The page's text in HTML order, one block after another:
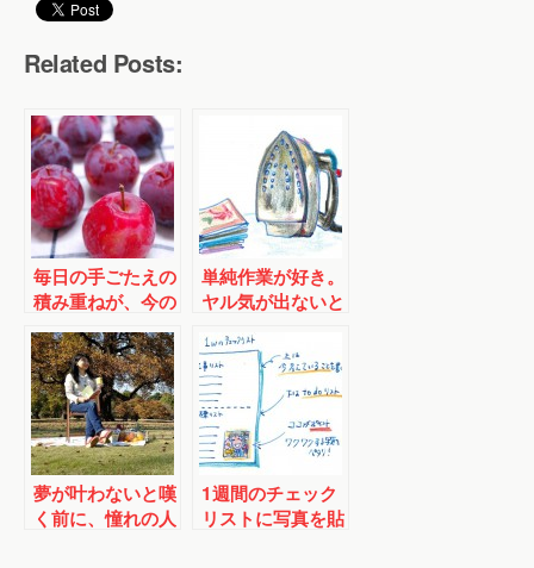
Related Posts:
毎日の手ごたえの
積み重ねが、今の
自分をつくる
単純作業が好き。
ヤル気が出ないと
にぴったり
夢が叶わないと嘆
く前に、憧れの人
1週間のチェック
リストに写真を貼